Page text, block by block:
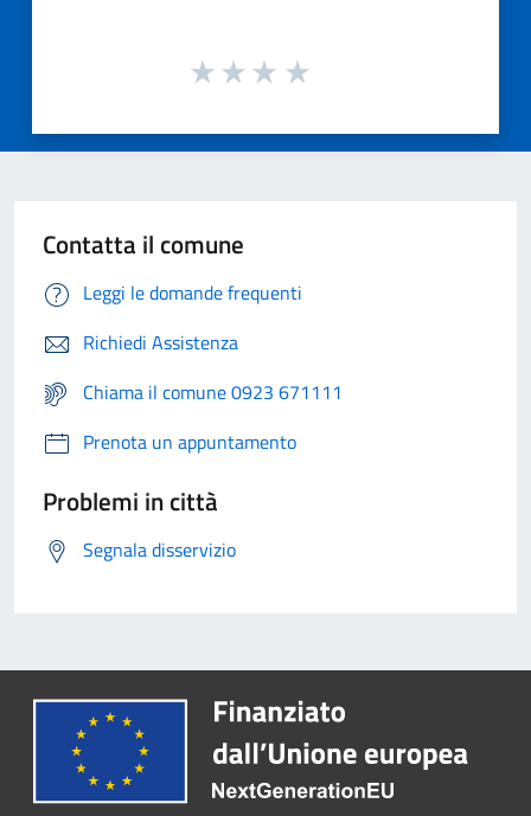
Contatta il comune
Leggi le domande frequenti
Richiedi Assistenza
Chiama il comune 0923 671111
Prenota un appuntamento
Problemi in città
Segnala disservizio